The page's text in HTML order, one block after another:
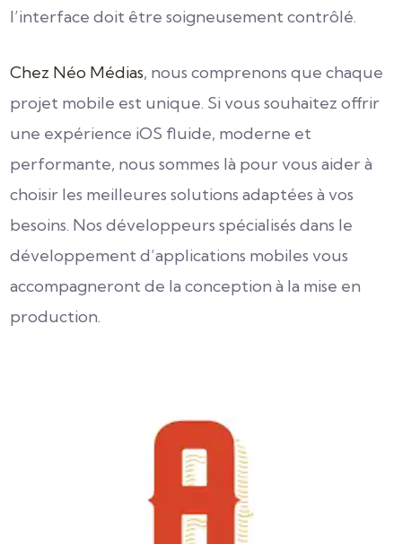
l’interface doit être soigneusement contrôlé.
Chez Néo Médias, nous comprenons que chaque
projet mobile est unique. Si vous souhaitez offrir
une expérience iOS fluide, moderne et
performante, nous sommes là pour vous aider à
choisir les meilleures solutions adaptées à vos
besoins. Nos développeurs spécialisés dans le
développement d’applications mobiles vous
accompagneront de la conception à la mise en
production.